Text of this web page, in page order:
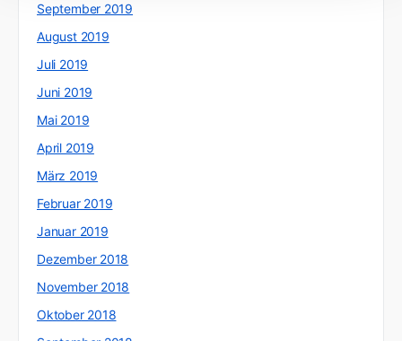
September 2019
August 2019
Juli 2019
Juni 2019
Mai 2019
April 2019
März 2019
Februar 2019
Januar 2019
Dezember 2018
November 2018
Oktober 2018